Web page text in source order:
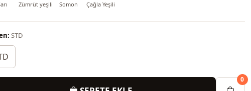
Zümrüt yeşili Somon Çağla Yeşili
STD
0